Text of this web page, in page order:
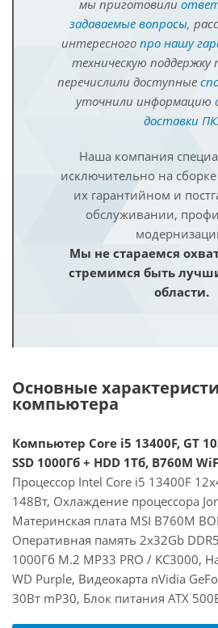
мы приготовили
задаваемые вопросы,
интересного про нашу
техническую поддержку
перечислили доступные
уточнили информацию
доставки ПК.
Наша компания
исключительно на
их гарантийном и
обслуживании,
Мы не стараемся
стремимся быть
области.
Основные
компьютера
Компьютер Core i5 13400F, GT
SSD 1000Гб + HDD 1Тб, B760M
Процессор Intel Core i5 13400F
148Вт, Охлаждение процессора
Материнская плата MSI B760M
Оперативная память 2x32Gb
1000Гб M.2 MP33 PRO / KC3000,
WD Purple, Видеокарта nVidia
30Вт mP30, Блок питания ATX